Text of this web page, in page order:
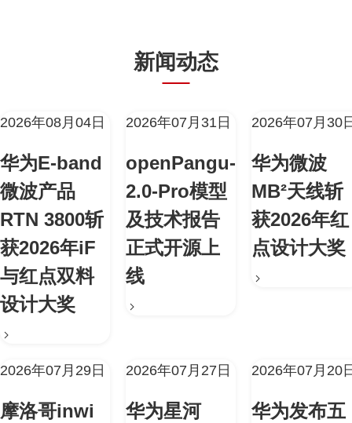
新闻动态
2026年08月04日
华为E-band
微波产品
RTN 3800斩
获2026年iF
与红点双料
设计大奖
2026年07月31日
openPangu-
2.0-Pro模型
及技术报告
正式开源上
线
2026年07月30
华为微波
MB²天线斩
获2026年红
点设计大奖
2026年07月29日
摩洛哥inwi
2026年07月27日
华为星河
2026年07月20
华为发布五